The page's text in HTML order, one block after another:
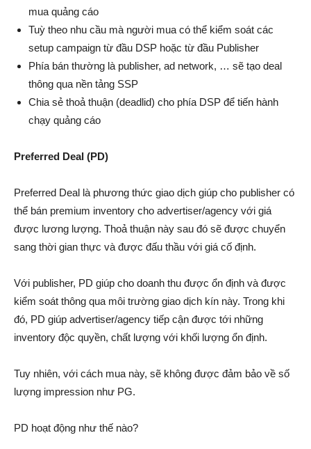
mua quảng cáo
Tuỳ theo nhu cầu mà người mua có thể kiểm soát các
setup campaign từ đầu DSP hoặc từ đầu Publisher
Phía bán thường là publisher, ad network, … sẽ tạo deal
thông qua nền tảng SSP
Chia sẻ thoả thuận (deadlid) cho phía DSP để tiến hành
chạy quảng cáo
Preferred Deal (PD)
Preferred Deal là phương thức giao dịch giúp cho publisher có
thể bán premium inventory cho advertiser/agency với giá
được lương lượng. Thoả thuận này sau đó sẽ được chuyển
sang thời gian thực và được đấu thầu với giá cố định.
Với publisher, PD giúp cho doanh thu được ổn định và được
kiểm soát thông qua môi trường giao dịch kín này. Trong khi
đó, PD giúp advertiser/agency tiếp cận được tới những
inventory độc quyền, chất lượng với khối lượng ổn định.
Tuy nhiên, với cách mua này, sẽ không được đảm bảo về số
lượng impression như PG.
PD hoạt động như thế nào?